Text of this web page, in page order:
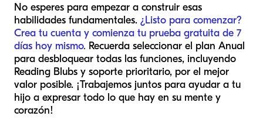
No esperes para empezar a construir esas
habilidades fundamentales. ¿Listo para comenzar?
Crea tu cuenta y comienza tu prueba gratuita de 7
días hoy mismo. Recuerda seleccionar el plan Anual
para desbloquear todas las funciones, incluyendo
Reading Blubs y soporte prioritario, por el mejor
valor posible. ¡Trabajemos juntos para ayudar a tu
hijo a expresar todo lo que hay en su mente y
corazón!